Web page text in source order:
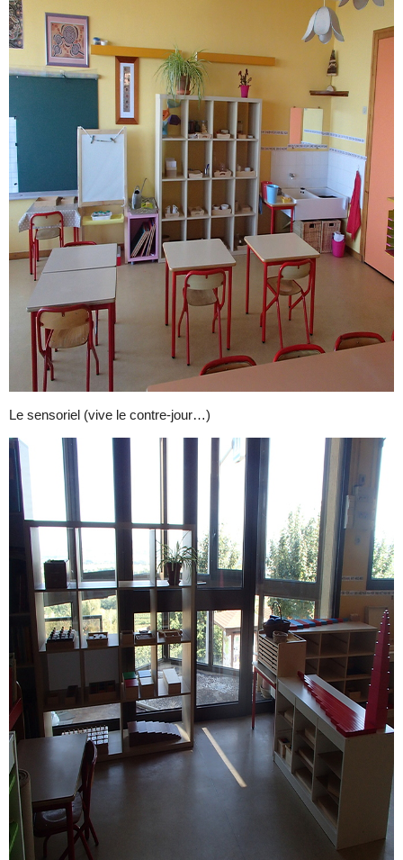
Le sensoriel (vive le contre-jour…)